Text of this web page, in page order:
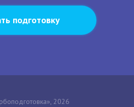
подготовку
2026